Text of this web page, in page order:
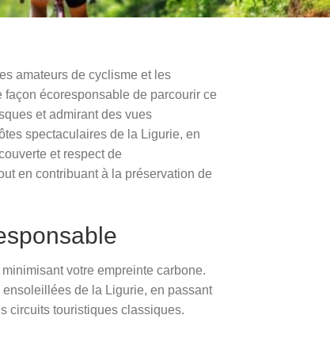
amateurs de cyclisme et les
façon écoresponsable de parcourir ce
et admirant des vues
spectaculaires de la Ligurie, en
et respect de
en contribuant à la préservation de
votre empreinte carbone.
de la Ligurie, en passant
circuits touristiques classiques.